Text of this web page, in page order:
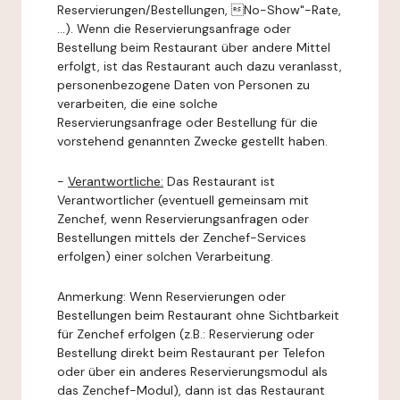
Reservierungen/Bestellungen, No-Show"-Rate,
...). Wenn die Reservierungsanfrage oder
Bestellung beim Restaurant über andere Mittel
erfolgt, ist das Restaurant auch dazu veranlasst,
personenbezogene Daten von Personen zu
verarbeiten, die eine solche
Reservierungsanfrage oder Bestellung für die
vorstehend genannten Zwecke gestellt haben.
- Verantwortliche: Das Restaurant ist
Verantwortlicher (eventuell gemeinsam mit
Zenchef, wenn Reservierungsanfragen oder
Bestellungen mittels der Zenchef-Services
erfolgen) einer solchen Verarbeitung.
Anmerkung: Wenn Reservierungen oder
Bestellungen beim Restaurant ohne Sichtbarkeit
für Zenchef erfolgen (z.B.: Reservierung oder
Bestellung direkt beim Restaurant per Telefon
oder über ein anderes Reservierungsmodul als
das Zenchef-Modul), dann ist das Restaurant